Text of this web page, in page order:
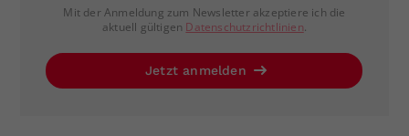
Mit der Anmeldung zum Newsletter akzeptiere ich die
aktuell gültigen Datenschutzrichtlinien.
Jetzt anmelden